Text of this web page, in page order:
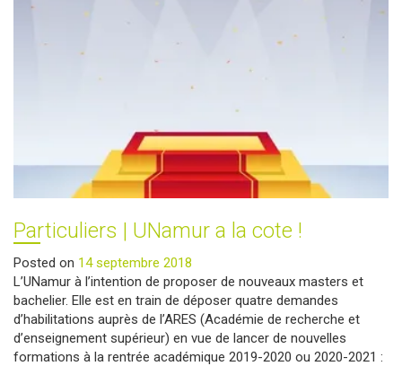
Particuliers | UNamur a la cote !
Posted on 14 septembre 2018
L’UNamur à l’intention de proposer de nouveaux masters et
bachelier. Elle est en train de déposer quatre demandes
d’habilitations auprès de l’ARES (Académie de recherche et
d’enseignement supérieur) en vue de lancer de nouvelles
formations à la rentrée académique 2019-2020 ou 2020-2021 :